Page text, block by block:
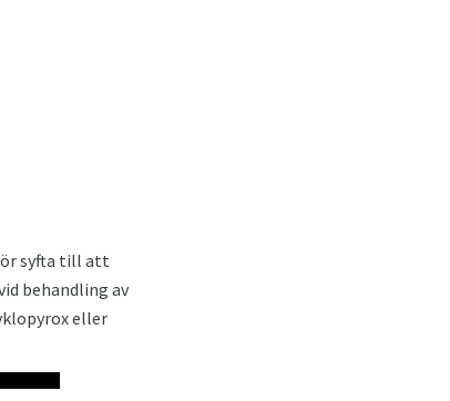
syfta till att
behandling av
eller